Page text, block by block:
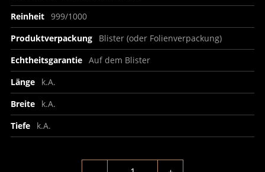
Reinheit 999/1000
Produktverpackung
Blister (oder Folienverpackung)
Echtheitsgarantie Auf dem Blister
Länge
k.A.
Breite
k.A.
Tiefe
k.A.